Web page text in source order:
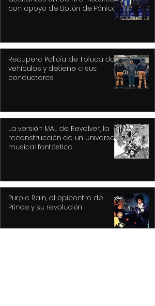
con apoyo de Botón de Pánico y
Recupera Policía de Toluca dos
vehículos y detiene a sus
conductores
La versión MAL de Revolver, la
reconstrucción de un universo
musical fantástico
Purple Rain, el epicentro de
Prince y su revolución